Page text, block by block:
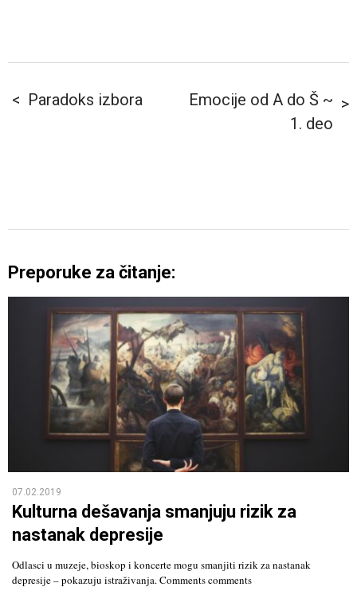
Paradoks izbora
Emocije od A do Š ~
1. deo
Preporuke za čitanje:
07.02.2019
Kulturna dešavanja smanjuju rizik za
nastanak depresije
Odlasci u muzeje, bioskop i koncerte mogu smanjiti rizik za nastanak
depresije – pokazuju istraživanja. Comments comments